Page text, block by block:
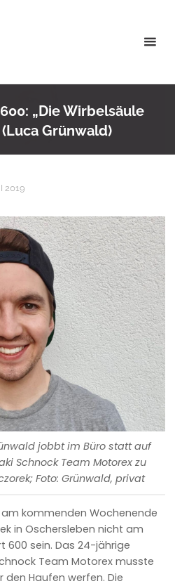
„Die Wirbelsäule
Grünwald)
2019
jobbt im Büro statt auf
Schnock Team Motorex zu
Foto: Grünwald, privat
kommenden Wochenende
in Oschersleben nicht am
600 sein. Das 24-jährige
Team Motorex musste
Haufen werfen. Die